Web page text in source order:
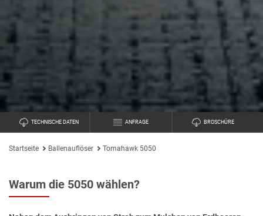
TECHNISCHE DATEN ANFRAGE BROSCHÜRE
Startseite Ballenauflöser Tomahawk 5050
Warum die 5050 wählen?